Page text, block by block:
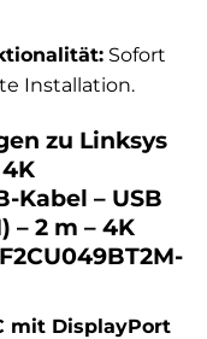
Sofort
Installation.
zu Linksys
Kabel – USB
– 2 m – 4K
mit DisplayPort